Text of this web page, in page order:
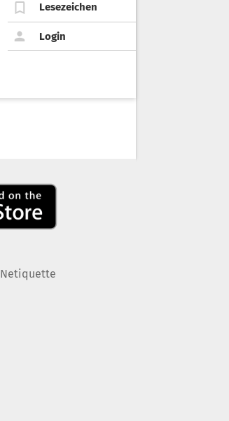
Lesezeichen
Login
Netiquette